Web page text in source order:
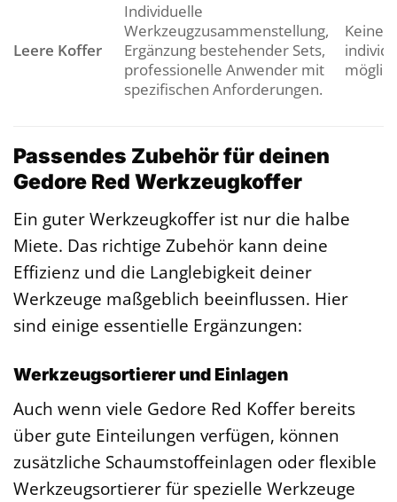
Leere Koffer
Individuelle
Werkzeugzusammenstellung,
Ergänzung bestehender Sets,
professionelle Anwender mit
spezifischen Anforderungen.
Keine
Passendes Zubehör für deinen
Gedore Red Werkzeugkoffer
Ein guter Werkzeugkoffer ist nur die halbe
Miete. Das richtige Zubehör kann deine
Effizienz und die Langlebigkeit deiner
Werkzeuge maßgeblich beeinflussen. Hier
sind einige essentielle Ergänzungen:
Werkzeugsortierer und Einlagen
Auch wenn viele Gedore Red Koffer bereits
über gute Einteilungen verfügen, können
zusätzliche Schaumstoffeinlagen oder flexible
Werkzeugsortierer für spezielle Werkzeuge